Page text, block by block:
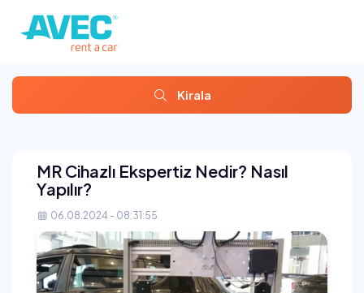
Kirala
MR Cihazlı Ekspertiz Nedir? Nasıl
Yapılır?
06.08.2024 - 08:31:55